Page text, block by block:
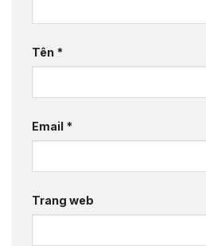
Tên *
Email *
Trang web